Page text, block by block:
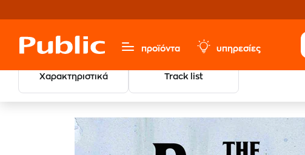
προϊόντα υπηρεσίες
Χαρακτηριστικά Track list